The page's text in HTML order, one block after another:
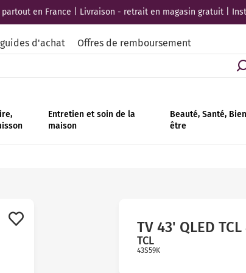
en France | Livraison - retrait en magasin gratuit |
d'achat Offres de remboursement
Entretien et soin de la
maison
Beauté, Santé,
être
TV 43' QLED
TCL
43S59K